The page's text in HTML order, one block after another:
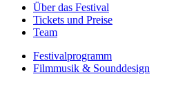
Über das Festival
Tickets und Preise
Team
Festivalprogramm
Filmmusik & Sounddesign